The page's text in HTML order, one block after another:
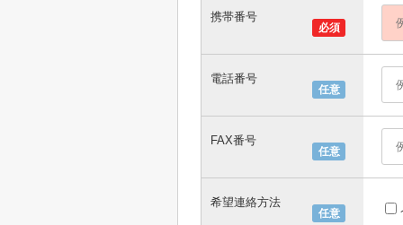
必須
携帯番号
任意
電話番号
任意
FAX番号
任意
希望連絡方法